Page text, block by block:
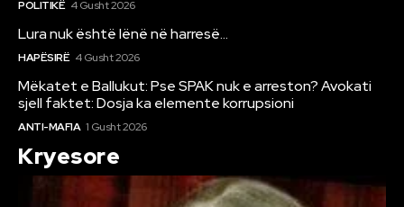
POLITIKË 4 Gusht 2026
Lura nuk është lënë në harresë…
HAPËSIRË 4 Gusht 2026
Mëkatet e Ballukut: Pse SPAK nuk e arreston? Avokati
sjell faktet: Dosja ka elemente korrupsioni
ANTI-MAFIA 1 Gusht 2026
Kryesore